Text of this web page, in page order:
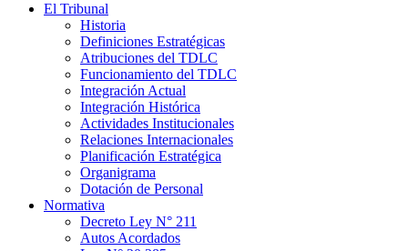
El Tribunal
Historia
Definiciones Estratégicas
Atribuciones del TDLC
Funcionamiento del TDLC
Integración Actual
Integración Histórica
Actividades Institucionales
Relaciones Internacionales
Planificación Estratégica
Organigrama
Dotación de Personal
Normativa
Decreto Ley N° 211
Autos Acordados